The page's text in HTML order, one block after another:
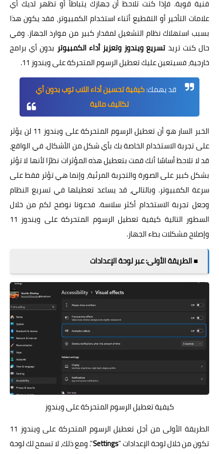
فنية قوية. فإذا كنت تلاحظ أن جهازك يتباطأ أو تظهر لديك أي
علامات التأخير أو التقطيع أثناء استخدام الكمبيوتر، فقد يكون هذا
بسبب استهلاك نظام التشغيل لمقدار كبير من موارد الجهاز. وفي
حال كنت تريد تسريع ويندوز وتعزيز أداء الكمبيوتر بدون أي برامج
خارجية، فسيتعين عليك تعطيل الرسوم المتحركة على ويندوز 11.
قد يهمك:كيفية تحسين أداء اللاب توب بدون أي
تكاليف مالية
الخبر السار هو أن تعطيل الرسوم المتحركة على ويندوز 11 لن يؤثر
على تجربة الاستخدام الخاصة بك بأي شكل من الأشكال. في الواقع،
قد لا تلاحظ أساسًا أنك قمت بتعطيل هذه المؤثرات نظرًا لأنها لا تؤثر
بشكل كبير على الصورة والتجربة المرئية، وإنما هي تؤثر فقط على
سرعة الكمبيوتر. وبالتالي، قد يساعد تعطيلها في تسريع النظام
وجعل تجربة الاستخدام أكثر سلاسة. فدعونا نوضح لكم من خلال
السطور التالية كيفية تعطيل الرسوم المتحركة على ويندوز 11
وإصلاح مشكلات بطء الجهاز.
■ الطريقة الأولى: عبر لوحة الإعدادات
كيفية تعطيل الرسوم المتحركة على ويندوز
الطريقة الأولى من أجل تعطيل الرسوم المتحركة على ويندوز 11
تكون من خلال لوحة الإعدادات "Settings". ومع ذلك، لا تسمح لك لوحة